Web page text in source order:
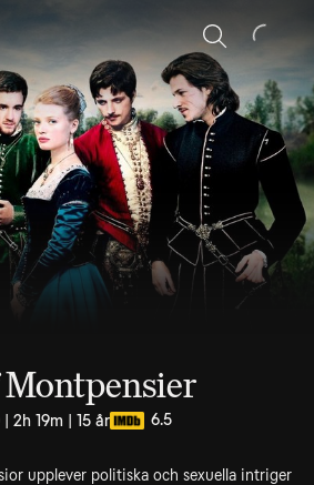
Sök
Montpensier
2h 19m | 15 år 6.5
upplever politiska och sexuella intriger